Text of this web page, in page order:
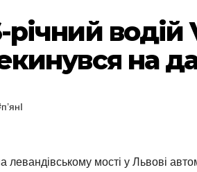
річний
на
левандівському мості у Львові